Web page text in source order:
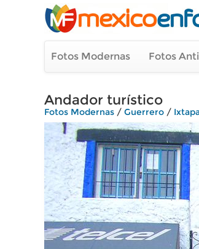
Fotos Modernas Fotos
Andador turístico
Fotos Modernas / Guerrero /